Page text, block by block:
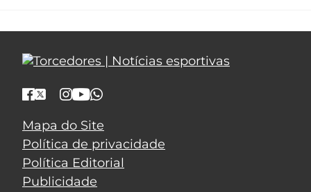
Mapa do Site
Política de privacidade
Política Editorial
Publicidade